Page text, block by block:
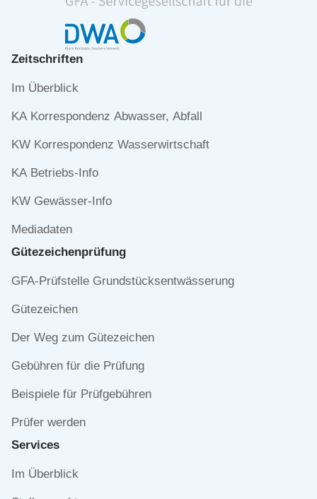
Zeitschriften
Navigation
Im Überblick
KA Korrespondenz Abwasser, Abfall
KW Korrespondenz Wasserwirtschaft
KA Betriebs-Info
KW Gewässer-Info
Mediadaten
Gütezeichen­prüfung
Navigation
GFA-Prüfstelle Grundstücksentwässerung
Gütezeichen
Der Weg zum Gütezeichen
Gebühren für die Prüfung
Beispiele für Prüfgebühren
Prüfer werden
Services
Navigation
Im Überblick